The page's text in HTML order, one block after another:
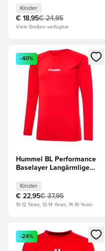
Kinder
€ 18,95€ 24,95
Viele Größen verfügbar
Öffnet ein Fenster zum
-40%
Hummel BL Performance
Baselayer Langärmlige
Kinder
€ 22,95€ 37,95
10-12 Years, 12-14 Years, 14-16 Years
Öffnet ein Fenster zum
-24%